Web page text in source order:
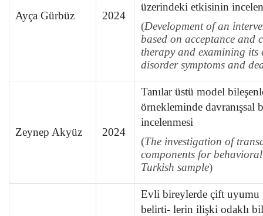
Ayça Gürbüz 2024
üzerindeki etkisinin
(Development of an
based on acceptance and
therapy and examining its
disorder symptoms and
Zeynep Akyüz 2024
Tanılar üstü model
örnekleminde davranışsal
incelenmesi
(The investigation of
components for
Turkish sample)
Evli bireylerde çift
belirti- lerin ilişki odaklı